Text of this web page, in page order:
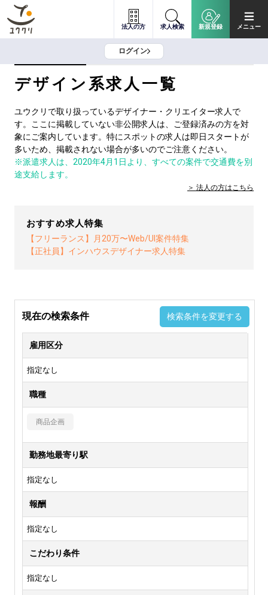
法人の方 求人検索 新規登録 メニュー
ログイン
デザイン系求人一覧
ユウクリで取り扱っているデザイナー・クリエイター求人で
す。ここに掲載していない非公開求人は、ご登録済みの方を対
象にご案内しています。特にスポットの求人は即日スタートが
多いため、掲載されない場合が多いのでご注意ください。
※派遣求人は、2020年4月1日より、すべての案件で交通費を別
途支給します。
法人の方はこちら
おすすめ求人特集
【フリーランス】月20万〜Web/UI案件特集
【正社員】インハウスデザイナー求人特集
現在の検索条件 検索条件を変更する
雇用区分
指定なし
職種
商品企画
勤務地最寄り駅
指定なし
報酬
指定なし
こだわり条件
指定なし